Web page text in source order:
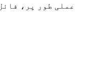
عملی طور پر،